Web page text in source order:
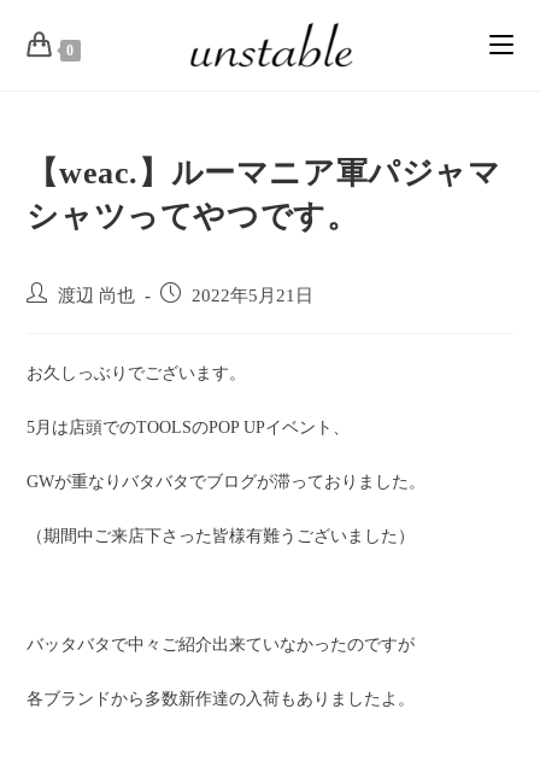
0
【weac.】ルーマニア軍パジャマ
シャツってやつです。
渡辺 尚也 2022年5月21日
お久しっぶりでございます。
5月は店頭でのTOOLSのPOP UPイベント、
GWが重なりバタバタでブログが滞っておりました。
（期間中ご来店下さった皆様有難うございました）
バッタバタで中々ご紹介出来ていなかったのですが
各ブランドから多数新作達の入荷もありましたよ。